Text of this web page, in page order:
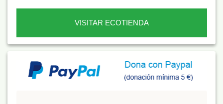
VISITAR ECOTIENDA